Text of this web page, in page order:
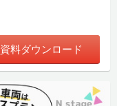
資料ダウンロード